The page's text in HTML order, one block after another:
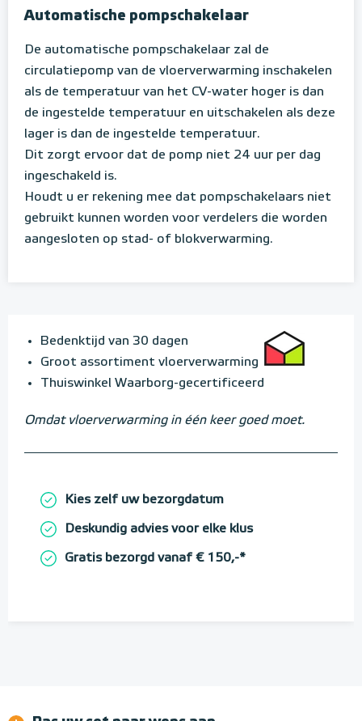
Automatische pompschakelaar
De automatische pompschakelaar zal de
circulatiepomp van de vloerverwarming inschakelen
als de temperatuur van het CV-water hoger is dan
de ingestelde temperatuur en uitschakelen als deze
lager is dan de ingestelde temperatuur.
Dit zorgt ervoor dat de pomp niet 24 uur per dag
ingeschakeld is.
Houdt u er rekening mee dat pompschakelaars niet
gebruikt kunnen worden voor verdelers die worden
aangesloten op stad- of blokverwarming.
Bedenktijd van 30 dagen
Groot assortiment vloerverwarming
Thuiswinkel Waarborg-gecertificeerd
Omdat vloerverwarming in één keer goed moet.
Kies zelf uw bezorgdatum
Deskundig advies voor elke klus
Gratis bezorgd vanaf € 150,-*